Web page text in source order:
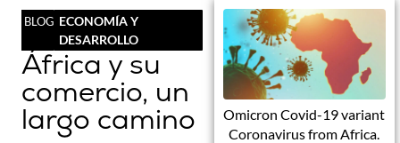
BLOG ECONOMÍA Y
DESARROLLO
África y su
comercio, un
largo camino
Omicron Covid-19 variant
Coronavirus from Africa.